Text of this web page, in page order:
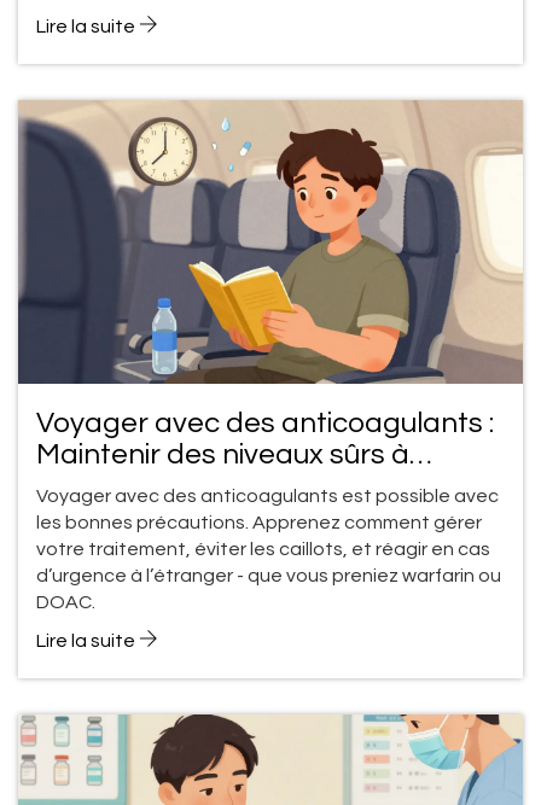
Lire la suite
Voyager avec des anticoagulants :
Maintenir des niveaux sûrs à
l'étranger
Voyager avec des anticoagulants est possible avec
les bonnes précautions. Apprenez comment gérer
votre traitement, éviter les caillots, et réagir en cas
d’urgence à l’étranger - que vous preniez warfarin ou
DOAC.
Lire la suite